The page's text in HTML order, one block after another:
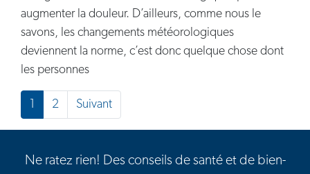
augmenter la douleur. D’ailleurs, comme nous le
savons, les changements météorologiques
deviennent la norme, c’est donc quelque chose dont
les personnes
Posts navigation
1 2 Suivant
Ne ratez rien! Des conseils de santé et de bien-